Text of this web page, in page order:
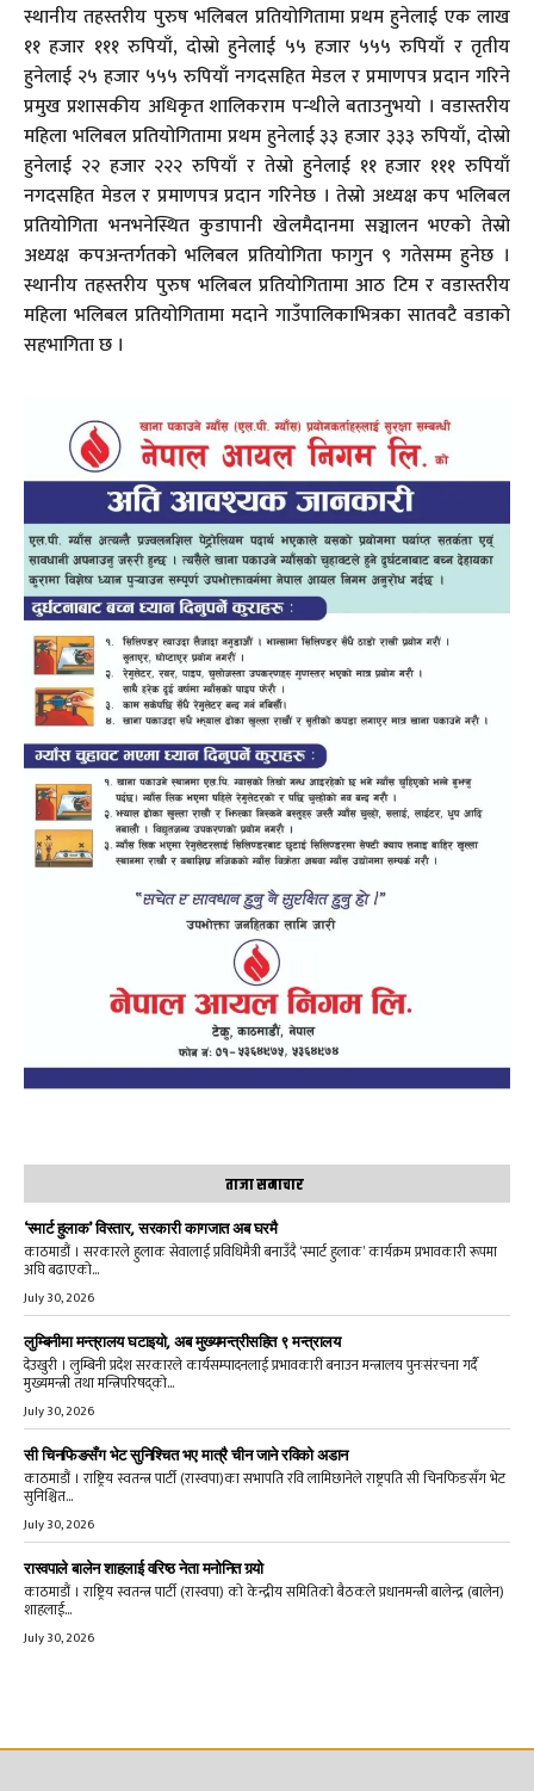
स्थानीय तहस्तरीय पुरुष भलिबल प्रतियोगितामा प्रथम हुनेलाई एक लाख
११ हजार १११ रुपियाँ, दोस्रो हुनेलाई ५५ हजार ५५५ रुपियाँ र तृतीय
हुनेलाई २५ हजार ५५५ रुपियाँ नगदसहित मेडल र प्रमाणपत्र प्रदान गरिने
प्रमुख प्रशासकीय अधिकृत शालिकराम पन्थीले बताउनुभयो । वडास्तरीय
महिला भलिबल प्रतियोगितामा प्रथम हुनेलाई ३३ हजार ३३३ रुपियाँ, दोस्रो
हुनेलाई २२ हजार २२२ रुपियाँ र तेस्रो हुनेलाई ११ हजार १११ रुपियाँ
नगदसहित मेडल र प्रमाणपत्र प्रदान गरिनेछ । तेस्रो अध्यक्ष कप भलिबल
प्रतियोगिता भनभनेस्थित कुडापानी खेलमैदानमा सञ्चालन भएको तेस्रो
अध्यक्ष कपअन्तर्गतको भलिबल प्रतियोगिता फागुन ९ गतेसम्म हुनेछ ।
स्थानीय तहस्तरीय पुरुष भलिबल प्रतियोगितामा आठ टिम र वडास्तरीय
महिला भलिबल प्रतियोगितामा मदाने गाउँपालिकाभित्रका सातवटै वडाको
सहभागिता छ ।
ताजा समाचार
‘स्मार्ट हुलाक’ विस्तार, सरकारी कागजात अब घरमै
काठमाडौं । सरकारले हुलाक सेवालाई प्रविधिमैत्री बनाउँदै ‘स्मार्ट हुलाक’ कार्यक्रम प्रभावकारी रूपमा
अघि बढाएको...
July 30, 2026
लुम्बिनीमा मन्त्रालय घटाइयो, अब मुख्यमन्त्रीसहित ९ मन्त्रालय
देउखुरी । लुम्बिनी प्रदेश सरकारले कार्यसम्पादनलाई प्रभावकारी बनाउन मन्त्रालय पुनःसंरचना गर्दै
मुख्यमन्त्री तथा मन्त्रिपरिषद्को...
July 30, 2026
सी चिनफिङसँग भेट सुनिश्चित भए मात्रै चीन जाने रविको अडान
काठमाडौं । राष्ट्रिय स्वतन्त्र पार्टी (रास्वपा)का सभापति रवि लामिछानेले राष्ट्रपति सी चिनफिङसँग भेट
सुनिश्चित...
July 30, 2026
रास्वपाले बालेन शाहलाई वरिष्ठ नेता मनोनित गर्‍यो
काठमाडौं । राष्ट्रिय स्वतन्त्र पार्टी (रास्वपा) को केन्द्रीय समितिको बैठकले प्रधानमन्त्री बालेन्द्र (बालेन)
शाहलाई...
July 30, 2026